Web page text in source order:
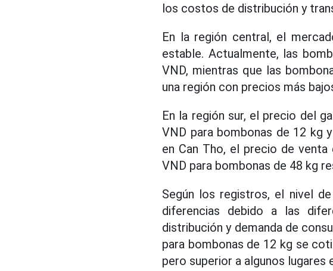
los costos de distribución y
En la región central, el
estable. Actualmente, las
VND, mientras que las
una región con precios más
En la región sur, el precio del
VND para bombonas de 12 kg
en Can Tho, el precio de
VND para bombonas de 48 kg
Según los registros, el nivel
diferencias debido a las
distribución y demanda de
para bombonas de 12 kg se
pero superior a algunos lugares